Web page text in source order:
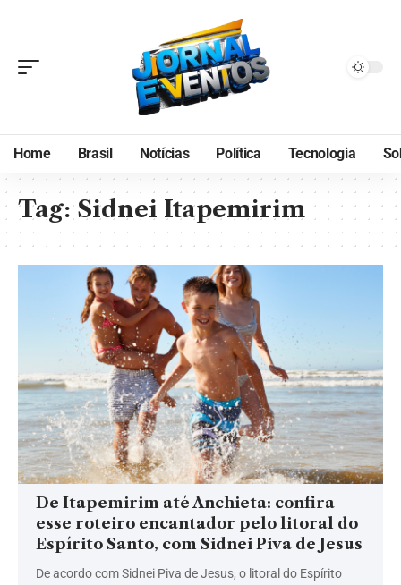
Home Brasil Notícias Política Tecnologia
Tag:Sidnei Itapemirim
De Itapemirim até Anchieta: confira
esse roteiro encantador pelo litoral do
Espírito Santo, com Sidnei Piva de Jesus
De acordo com Sidnei Piva de Jesus, o litoral do Espírito